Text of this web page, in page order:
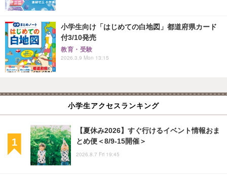
小学生向け「はじめての白地図」都道府県カード
付3/10発売
教育・受験
2026.3.9 Mon 13:15
小学生アクセスランキング
【夏休み2026】すぐ行けるイベント情報おま
とめ便＜8/9-15開催＞
2026.8.7 Fri 19:45